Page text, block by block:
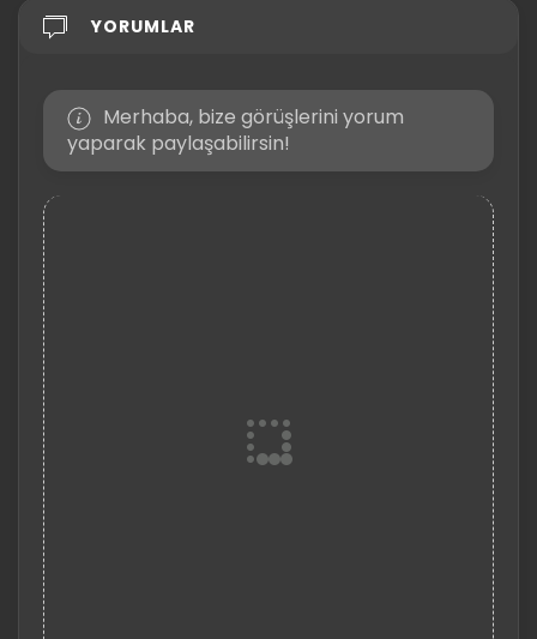
YORUMLAR
Merhaba, bize görüşlerini yorum
yaparak paylaşabilirsin!